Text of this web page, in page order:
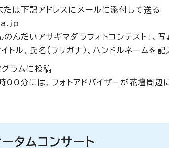
は下記アドレスにメールに添付して送る
んだいアサギマダラフォトコンテスト」、
ル、氏名（フリガナ）、ハンドルネームを記
グラムに投稿
分には、フォトアドバイザーが花壇周辺
タムコンサート